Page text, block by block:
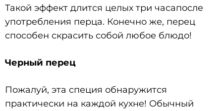
Такой эффект длится целых три часапосле
употребления перца. Конечно же, перец
способен скрасить собой любое блюдо!
Черный перец
Пожалуй, эта специя обнаружится
практически на каждой кухне! Обычный